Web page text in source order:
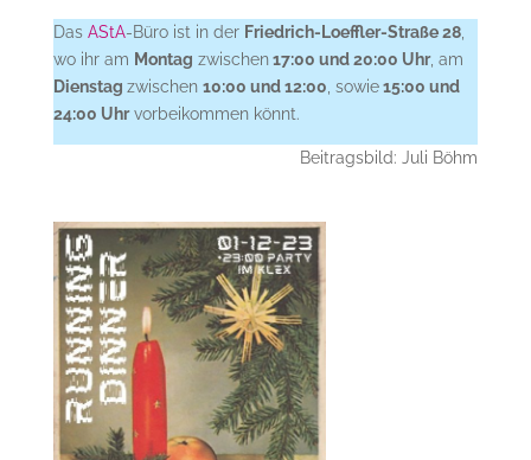
Das AStA-Büro ist in der Friedrich-Loeffler-Straße 28,
wo ihr am Montag zwischen17:00 und 20:00 Uhr, am
Dienstag zwischen 10:00 und 12:00 , sowie15:00 und
24:00 Uhrvorbeikommen könnt.
Beitragsbild: Juli Böhm